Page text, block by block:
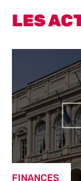
LES
FINANCES